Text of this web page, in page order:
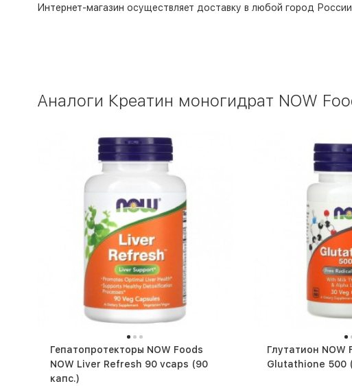
Интернет-магазин осуществляет доставку в любой город
Аналоги Креатин моногидрат NOW
Гепатопротекторы NOW Foods
NOW Liver Refresh 90 vcaps (90
капс.)
Глутатион NOW